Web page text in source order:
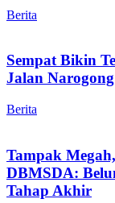
Berita
Sempat Bikin
Jalan
Berita
Tampak
DBMSDA:
Tahap Akhir